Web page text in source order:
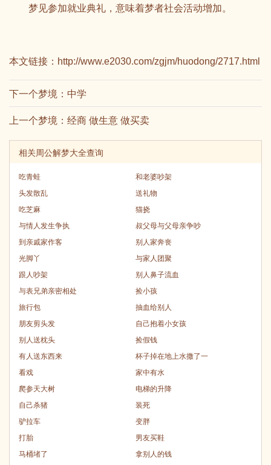
梦见参加就业典礼，意味着梦者社会活动增加。
本文链接： http://www.e2030.com/zgjm/huodong/2717.html
下一个梦境： 中学
上一个梦境： 经商 做生意 做买卖
相关周公解梦大全查询
吃青蛙
和老婆吵架
头发散乱
送礼物
吃芝麻
猫挠
与情人发生争执
叔父母与父母亲争吵
到亲戚家作客
别人家奔丧
光脚丫
与家人团聚
跟人吵架
别人鼻子流血
与表兄弟亲密相处
捡小孩
旅行包
抽血给别人
朋友剪头发
自己抱着小女孩
别人送枕头
捡假钱
有人送东西来
杯子掉在地上水撒了一
看戏
家中有水
爬参天大树
电梯的升降
自己杀猪
装死
驴拉车
变胖
打胎
男友买鞋
马桶堵了
拿别人的钱